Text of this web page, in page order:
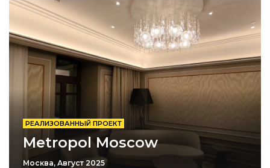
РЕАЛИЗОВАННЫЙ ПРОЕКТ
Metropol Moscow
Москва, Август 2025